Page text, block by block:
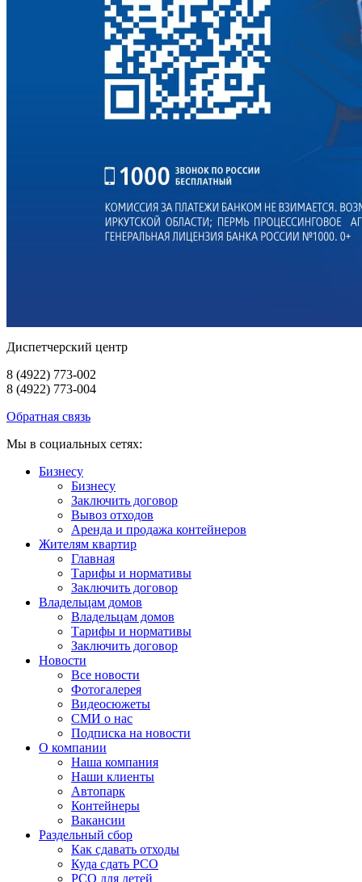
Диспетчерский центр
8 (4922) 773-002
8 (4922) 773-004
Обратная связь
Мы в социальных сетях:
Бизнесу
Бизнесу
Заключить договор
Вывоз отходов
Аренда и продажа контейнеров
Жителям квартир
Главная
Тарифы и нормативы
Заключить договор
Владельцам домов
Владельцам домов
Тарифы и нормативы
Заключить договор
Новости
Все новости
Фотогалерея
Видеосюжеты
СМИ о нас
Подписка на новости
О компании
Наша компания
Наши клиенты
Автопарк
Контейнеры
Вакансии
Раздельный сбор
Как сдавать отходы
Куда сдать РСО
РСО для детей